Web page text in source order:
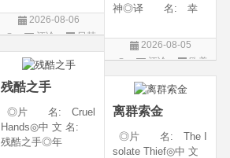
A Shop for Killers S
2 / A Shop for Killers
代: 2026◎产
地: 韩国
2026-08-06
评论
日韩
剧
神◎译 名: 幸
6◎产 地: 美国
◎类 别: 剧情 /
英语◎上映日期: 2
026-07-15(美国)
2026-08-05
评论
欧美
剧
残酷之手
◎片 名: Cruel
Hands◎中 文 名:
残酷之手◎年
离群索金
◎片 名: The I
solate Thief◎中 文